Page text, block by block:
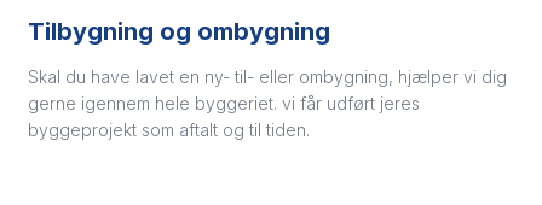
Tilbygning og ombygning
Skal du have lavet en ny- til- eller ombygning, hjælper vi dig
gerne igennem hele byggeriet. vi får udført jeres
byggeprojekt som aftalt og til tiden.